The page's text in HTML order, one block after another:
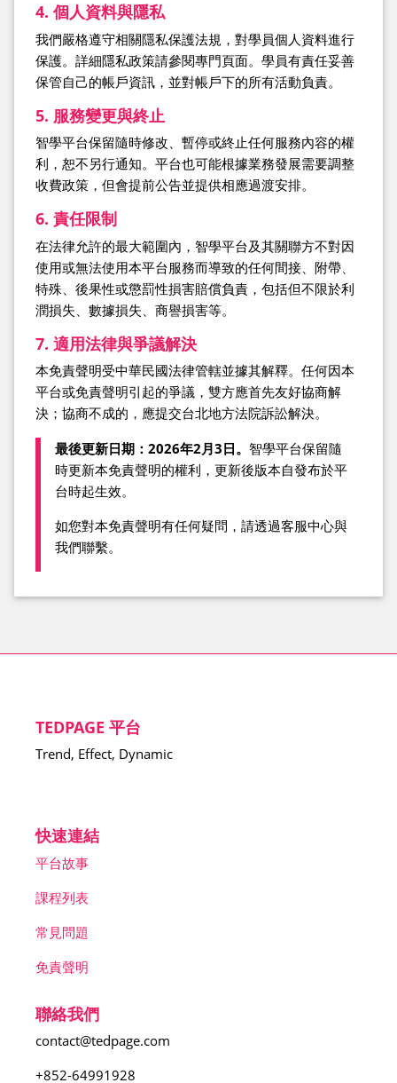
4. 個人資料與隱私
我們嚴格遵守相關隱私保護法規，對學員個人資料進行
保護。詳細隱私政策請參閱專門頁面。學員有責任妥善
保管自己的帳戶資訊，並對帳戶下的所有活動負責。
5. 服務變更與終止
智學平台保留隨時修改、暫停或終止任何服務內容的權
利，恕不另行通知。平台也可能根據業務發展需要調整
收費政策，但會提前公告並提供相應過渡安排。
6. 責任限制
在法律允許的最大範圍內，智學平台及其關聯方不對因
使用或無法使用本平台服務而導致的任何間接、附帶、
特殊、後果性或懲罰性損害賠償負責，包括但不限於利
潤損失、數據損失、商譽損害等。
7. 適用法律與爭議解決
本免責聲明受中華民國法律管轄並據其解釋。任何因本
平台或免責聲明引起的爭議，雙方應首先友好協商解
決；協商不成的，應提交台北地方法院訴訟解決。
最後更新日期：2026年2月3日。 智學平台保留隨
時更新本免責聲明的權利，更新後版本自發布於平
台時起生效。
如您對本免責聲明有任何疑問，請透過客服中心與
我們聯繫。
TEDPAGE 平台
Trend, Effect, Dynamic
快速連結
平台故事
課程列表
常見問題
免責聲明
聯絡我們
contact@tedpage.com
+852-64991928